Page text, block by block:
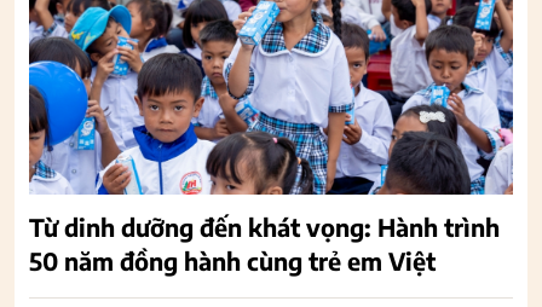
Từ dinh dưỡng đến khát vọng: Hành trình
50 năm đồng hành cùng trẻ em Việt